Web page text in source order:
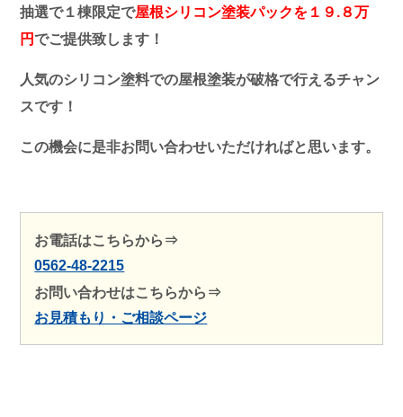
抽選で１棟限定で屋根シリコン塗装パックを１９.８万
円でご提供致します！
人気のシリコン塗料での屋根塗装が破格で行えるチャン
スです！
この機会に是非お問い合わせいただければと思います。
お電話はこちらから⇒
0562-48-2215
お問い合わせはこちらから⇒
お見積もり・ご相談ページ